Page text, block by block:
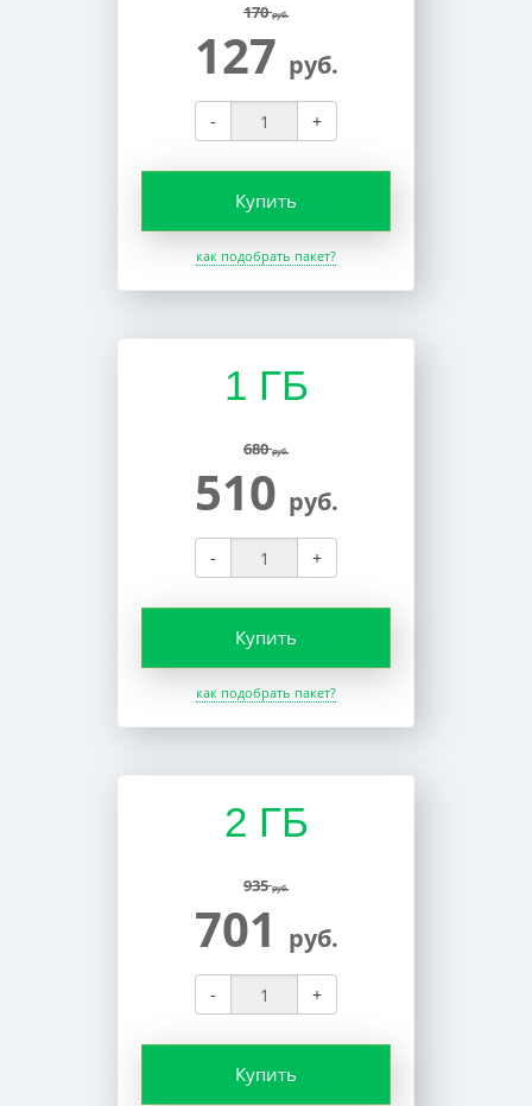
170руб.
127 руб.
- +
Купить
как подобрать пакет?
1 ГБ
680руб.
510 руб.
- +
Купить
как подобрать пакет?
2 ГБ
935руб.
701 руб.
- +
Купить